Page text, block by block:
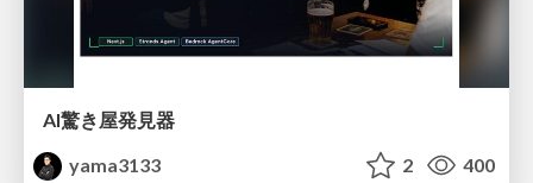
AI驚き屋発見器
yama3133
2 400